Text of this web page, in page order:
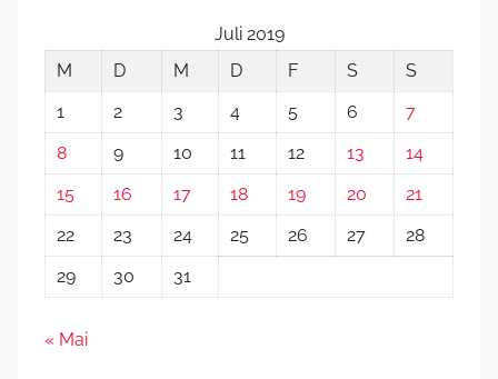
Juli 2019
M
D M D F S
S
1
2 3 4 5 6
7
8
9 10 11 12 13
14
15
16 17 18 19 20
21
22
23 24 25 26 27
28
29
30 31
« Mai